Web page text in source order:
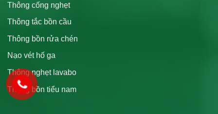
Thông cống nghẹt
Thông tắc bồn cầu
Thông bồn rửa chén
Nạo vét hố ga
Thông nghẹt lavabo
Thông bồn tiểu nam